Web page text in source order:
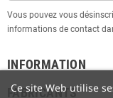
Vous pouvez vous
informations de contact
INFORMATION
FABRICANTS
Ce site Web utilise